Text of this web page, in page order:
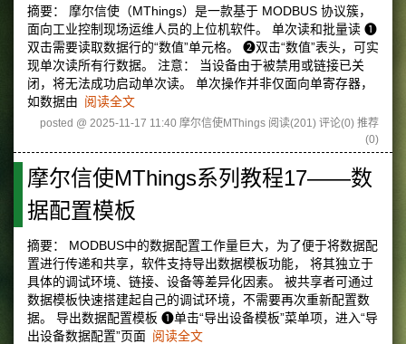
摘要： 摩尔信使（MThings）是一款基于 MODBUS 协议簇，
面向工业控制现场运维人员的上位机软件。 单次读和批量读 ❶
双击需要读取数据行的“数值”单元格。 ❷双击“数值”表头，可实
现单次读所有行数据。 注意： 当设备由于被禁用或链接已关
闭，将无法成功启动单次读。 单次操作并非仅面向单寄存器，
如数据由 阅读全文
posted @ 2025-11-17 11:40 摩尔信使MThings 阅读(201) 评论(0) 推荐
(0)
摩尔信使MThings系列教程17——数
据配置模板
摘要： MODBUS中的数据配置工作量巨大，为了便于将数据配
置进行传递和共享，软件支持导出数据模板功能， 将其独立于
具体的调试环境、链接、设备等差异化因素。 被共享者可通过
数据模板快速搭建起自己的调试环境，不需要再次重新配置数
据。 导出数据配置模板 ❶单击“导出设备模板”菜单项，进入“导
出设备数据配置”页面 阅读全文